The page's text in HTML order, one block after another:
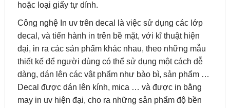
hoặc loại giấy tự dính.
Công nghệ In uv trên decal là việc sử dụng các lớp
decal, và tiến hành in trên bề mặt, với kĩ thuật hiện
đại, in ra các sản phẩm khác nhau, theo những mẫu
thiết kế để người dùng có thể sử dụng một cách dễ
dàng, dán lên các vật phẩm như bào bì, sản phẩm …
Decal được dán lên kính, mica … và được in bằng
may in uv hiện đại, cho ra những sản phẩm độ bền